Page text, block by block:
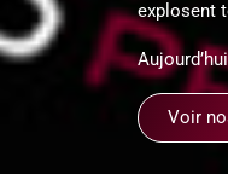
explosent
Voir